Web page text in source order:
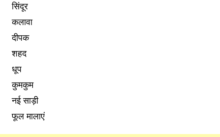
सिंदूर
कलावा
दीपक
शहद
धूप
कुमकुम
नई साड़ी
फूल मालाएं